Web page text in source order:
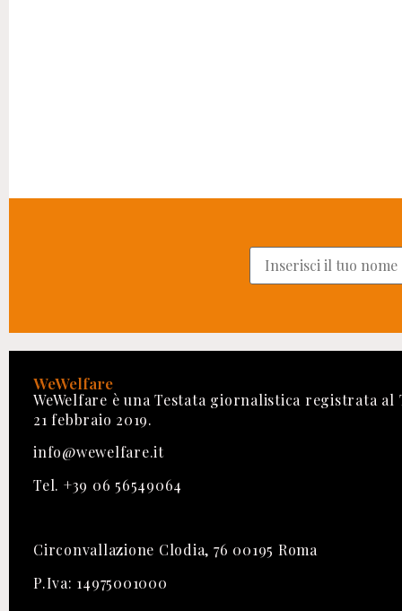
WeWelfare
WeWelfare è una Testata giornalistica registrata al
21 febbraio 2019.
info@wewelfare.it
Tel. +39 06 56549064
Circonvallazione Clodia, 76 00195 Roma
P.Iva: 14975001000